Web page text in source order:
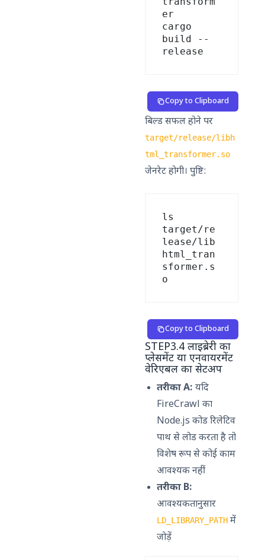
er
cargo
build --
Copy to Clipboard
बिल्ड सफल होने पर
target/release/libh
tml_transformer.so
जेनरेट होगी। पुष्टि:
ls
target/re
lease/lib
html_tran
sformer.s
Copy to Clipboard
STEP3.4 लाइब्रेरी का
प्लेसमेंट या एनवायरमेंट
वेरिएबल का सेटअप
तरीका A: यदि
FireCrawl का
Node.js कोड रिलेटिव
पाथ से लोड करता है तो
विशेष रूप से कोई काम
आवश्यक नहीं
तरीका B:
आवश्यकतानुसार
LD_LIBRARY_PATH में
जोड़ें